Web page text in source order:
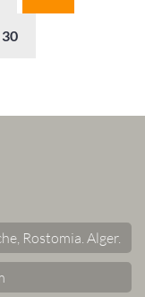
30
Rostomia. Alger.